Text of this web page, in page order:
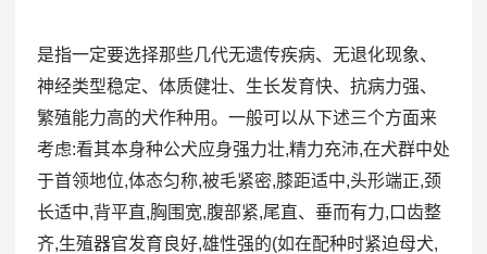
是指一定要选择那些几代无遗传疾病、无退化现象、
神经类型稳定、体质健壮、生长发育快、抗病力强、
繁殖能力高的犬作种用。一般可以从下述三个方面来
考虑:看其本身种公犬应身强力壮,精力充沛,在犬群中处
于首领地位,体态匀称,被毛紧密,膝距适中,头形端正,颈
长适中,背平直,胸围宽,腹部紧,尾直、垂而有力,口齿整
齐,生殖器官发育良好,雄性强的(如在配种时紧迫母犬,